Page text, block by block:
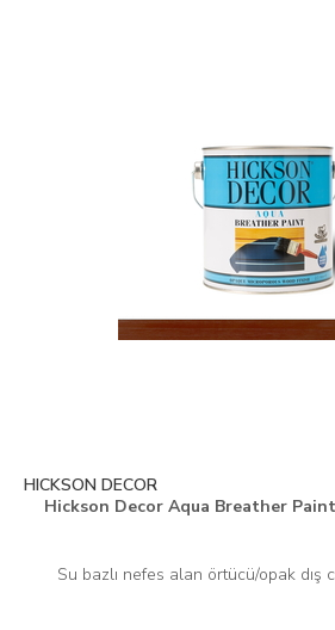
HICKSON DECOR
Hickson Decor Aqua Breather